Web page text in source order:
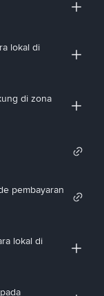
lokal di
di zona
pembayaran
lokal di